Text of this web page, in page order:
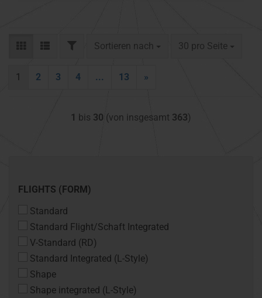
FILTERSortieren nach
Sortieren nach 30 pro Seite
pro Seite
1 2 3 4 ... 13 »
1 bis 30 (von insgesamt 363)
FLIGHTS
FLIGHTS (FORM)
Standard
Standard Flight/Schaft Integrated
V-Standard (RD)
Standard Integrated (L-Style)
Shape
Shape integrated (L-Style)